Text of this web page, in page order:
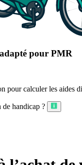
pour PMR
pour calculer les aides
de handicap ?